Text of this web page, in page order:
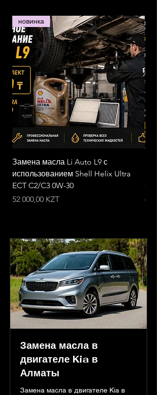
новинка
Замена масла Li Auto L9 с
использованием Shell Helix Ultra
ECT C2/C3 0W-30
Цена
52 000,00 KZT 42
Замена масла в
двигателе Kia в
Алматы
Замена масла в двигателе Kia в